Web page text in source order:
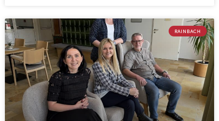
RAINBACH